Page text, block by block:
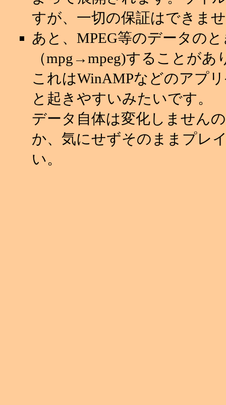
すが、一切の保証はできま
あと、MPEG等のデータの
（mpg→mpeg)することがあ
これはWinAMPなどのアプ
と起きやすいみたいです。
データ自体は変化しません
か、気にせずそのままプレ
い。